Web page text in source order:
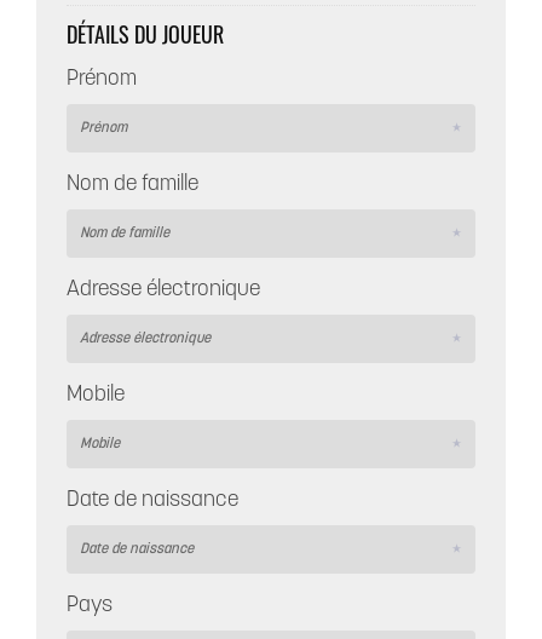
DÉTAILS DU JOUEUR
Prénom
Nom de famille
Adresse électronique
Mobile
Date de naissance
Pays